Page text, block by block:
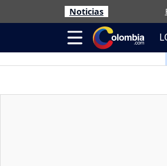
Noticias